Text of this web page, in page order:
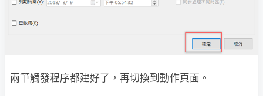
兩筆觸發程序都建好了，再切換到動作頁面。